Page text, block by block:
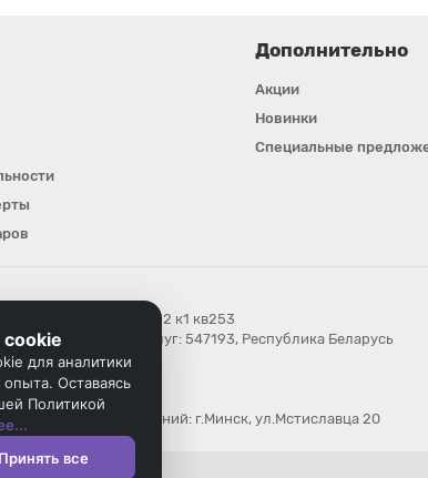
Дополнительно
Акции
Новинки
Специальные
ул. Леси Украинки д12 к1 кв253
Реестре бытовых услуг: 547193, Республика Беларусь
Мингорисполком
08.08.2025
и предложений: г.Минск, ул.Мстиславца 20
для аналитики
опыта. Оставаясь
Политикой
Принять все